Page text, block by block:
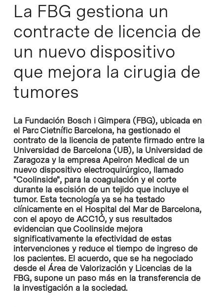
La FBG gestiona un
contracte de licencia de
un nuevo dispositivo
que mejora la cirugia de
tumores
La Fundación Bosch i Gimpera (FBG), ubicada en
el Parc Cietnífic Barcelona, ha gestionado el
contrato de la licencia de patente firmado entre la
Universidad de Barcelona (UB), la Universidad de
Zaragoza y la empresa Apeiron Medical de un
nuevo dispositivo electroquirúrgico, llamado
"Coolinside", para la coagulación y el corte
durante la escisión de un tejido que incluye el
tumor. Esta tecnología ya se ha testado
clínicamente en el Hospital del Mar de Barcelona,
con el apoyo de ACC1Ó, y sus resultados
evidencian que Coolinside mejora
significativamente la efectividad de estas
intervenciones y reduce el tiempo de ingreso de
los pacientes. El acuerdo, que se ha negociado
desde el Área de Valorización y Licencias de la
FBG, supone un paso más en la transferencia de
la investigación a la sociedad.